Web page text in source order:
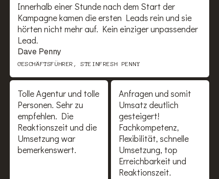
Innerhalb einer Stunde nach dem Start der
Kampagne kamen die ersten Leads rein und sie
hörten nicht mehr auf. Kein einziger unpassender
Lead.
Dave Penny
GESCHÄFTSFÜHRER, STEINFRESH PENNY
Tolle Agentur und tolle
Personen. Sehr zu
empfehlen. Die
Reaktionszeit und die
Umsetzung war
bemerkenswert.
Anfragen und somit
Umsatz deutlich
gesteigert!
Fachkompetenz,
Flexibilität, schnelle
Umsetzung, top
Erreichbarkeit und
Reaktionszeit.